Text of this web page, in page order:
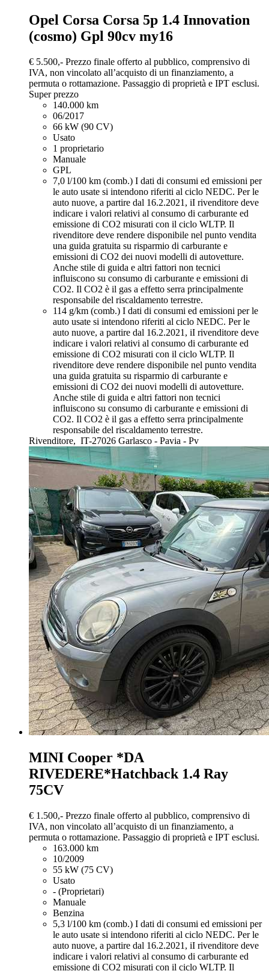
Opel Corsa Corsa 5p 1.4 Innovation
(cosmo) Gpl 90cv my16
€ 5.500,- Prezzo finale offerto al pubblico, comprensivo di
IVA, non vincolato all’acquisto di un finanziamento, a
permuta o rottamazione. Passaggio di proprietà e IPT esclusi.
Super prezzo
140.000 km
06/2017
66 kW (90 CV)
Usato
1 proprietario
Manuale
GPL
7,0 l/100 km (comb.) I dati di consumi ed emissioni per
le auto usate si intendono riferiti al ciclo NEDC. Per le
auto nuove, a partire dal 16.2.2021, iI rivenditore deve
indicare i valori relativi al consumo di carburante ed
emissione di CO2 misurati con il ciclo WLTP. Il
rivenditore deve rendere disponibile nel punto vendita
una guida gratuita su risparmio di carburante e
emissioni di CO2 dei nuovi modelli di autovetture.
Anche stile di guida e altri fattori non tecnici
influiscono su consumo di carburante e emissioni di
CO2. Il CO2 è il gas a effetto serra principalmente
responsabile del riscaldamento terrestre.
114 g/km (comb.) I dati di consumi ed emissioni per le
auto usate si intendono riferiti al ciclo NEDC. Per le
auto nuove, a partire dal 16.2.2021, iI rivenditore deve
indicare i valori relativi al consumo di carburante ed
emissione di CO2 misurati con il ciclo WLTP. Il
rivenditore deve rendere disponibile nel punto vendita
una guida gratuita su risparmio di carburante e
emissioni di CO2 dei nuovi modelli di autovetture.
Anche stile di guida e altri fattori non tecnici
influiscono su consumo di carburante e emissioni di
CO2. Il CO2 è il gas a effetto serra principalmente
responsabile del riscaldamento terrestre.
Rivenditore, IT-27026 Garlasco - Pavia - Pv
MINI Cooper *DA
RIVEDERE*Hatchback 1.4 Ray
75CV
€ 1.500,- Prezzo finale offerto al pubblico, comprensivo di
IVA, non vincolato all’acquisto di un finanziamento, a
permuta o rottamazione. Passaggio di proprietà e IPT esclusi.
163.000 km
10/2009
55 kW (75 CV)
Usato
- (Proprietari)
Manuale
Benzina
5,3 l/100 km (comb.) I dati di consumi ed emissioni per
le auto usate si intendono riferiti al ciclo NEDC. Per le
auto nuove, a partire dal 16.2.2021, iI rivenditore deve
indicare i valori relativi al consumo di carburante ed
emissione di CO2 misurati con il ciclo WLTP. Il